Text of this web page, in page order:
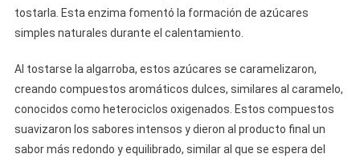
tostarla. Esta enzima fomentó la formación de azúcares
simples naturales durante el calentamiento.
Al tostarse la algarroba, estos azúcares se caramelizaron,
creando compuestos aromáticos dulces, similares al caramelo,
conocidos como heterociclos oxigenados. Estos compuestos
suavizaron los sabores intensos y dieron al producto final un
sabor más redondo y equilibrado, similar al que se espera del